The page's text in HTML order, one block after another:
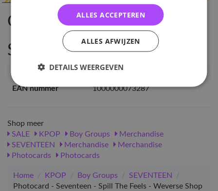
Omschrijving
Specificaties
Artikelnummer
PC-SVT-STF-WSB-MNG
EAN nummer
1000000073287
Shop meer
SALE
KPOP Boy Groups
Merchandise
SEVENTEEN
Merchandise
Merchandise
Photocards
Photocards
Home / KPOP / Boy Groups / SEVENTEEN
/
Photocard - Seventeen - Spill The Feels - Weverse Shop
ALLES ACCEPTEREN
ALLES AFWIJZEN
DETAILS WEERGEVEN